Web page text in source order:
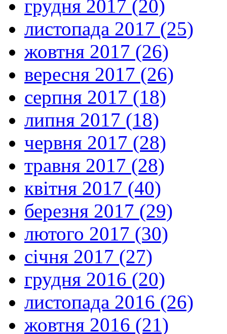
грудня 2017 (20)
листопада 2017 (25)
жовтня 2017 (26)
вересня 2017 (26)
серпня 2017 (18)
липня 2017 (18)
червня 2017 (28)
травня 2017 (28)
квітня 2017 (40)
березня 2017 (29)
лютого 2017 (30)
січня 2017 (27)
грудня 2016 (20)
листопада 2016 (26)
жовтня 2016 (21)